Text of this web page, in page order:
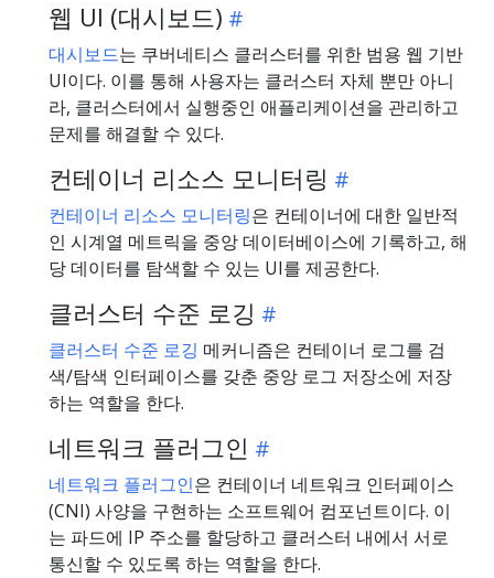
웹 UI (대시보드)
대시보드는 쿠버네티스 클러스터를 위한 범용 웹 기반
UI이다. 이를 통해 사용자는 클러스터 자체 뿐만 아니
라, 클러스터에서 실행중인 애플리케이션을 관리하고
문제를 해결할 수 있다.
컨테이너 리소스 모니터링
컨테이너 리소스 모니터링은 컨테이너에 대한 일반적
인 시계열 메트릭을 중앙 데이터베이스에 기록하고, 해
당 데이터를 탐색할 수 있는 UI를 제공한다.
클러스터 수준 로깅
클러스터 수준 로깅 메커니즘은 컨테이너 로그를 검
색/탐색 인터페이스를 갖춘 중앙 로그 저장소에 저장
하는 역할을 한다.
네트워크 플러그인
네트워크 플러그인은 컨테이너 네트워크 인터페이스
(CNI) 사양을 구현하는 소프트웨어 컴포넌트이다. 이
는 파드에 IP 주소를 할당하고 클러스터 내에서 서로
통신할 수 있도록 하는 역할을 한다.